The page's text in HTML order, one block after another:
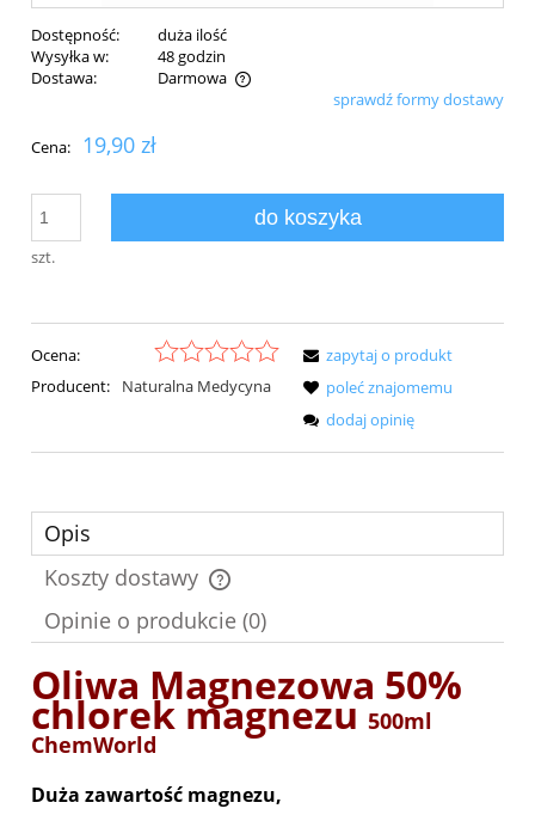
Dostępność:
duża ilość
Wysyłka w:
48 godzin
Dostawa:
Darmowa
Cena nie zawiera ewentualnych kosztów płatnościsprawdź formy dostawy
Cena: 19,90 zł
szt.
do koszyka
Ocena:
Producent:
Naturalna Medycyna
zapytaj o produkt
poleć znajomemu
dodaj opinię
Opis
Koszty dostawy
Cena nie zawiera ewentualnych kosztów płatności
Opinie o produkcie (0)
Oliwa Magnezowa 50%
chlorek magnezu500ml
ChemWorld
Duża zawartość magnezu,